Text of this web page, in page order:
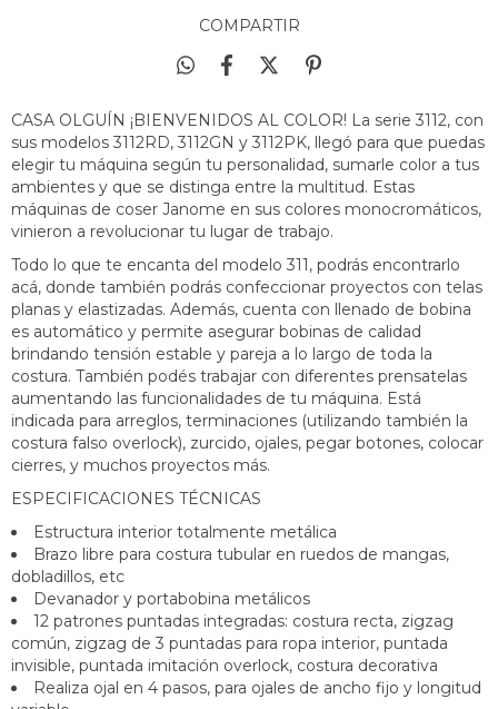
COMPARTIR
CASA OLGUÍN ¡BIENVENIDOS AL COLOR! La serie 3112, con
sus modelos 3112RD, 3112GN y 3112PK, llegó para que puedas
elegir tu máquina según tu personalidad, sumarle color a tus
ambientes y que se distinga entre la multitud. Estas
máquinas de coser Janome en sus colores monocromáticos,
vinieron a revolucionar tu lugar de trabajo.
Todo lo que te encanta del modelo 311, podrás encontrarlo
acá, donde también podrás confeccionar proyectos con telas
planas y elastizadas. Además, cuenta con llenado de bobina
es automático y permite asegurar bobinas de calidad
brindando tensión estable y pareja a lo largo de toda la
costura. También podés trabajar con diferentes prensatelas
aumentando las funcionalidades de tu máquina. Está
indicada para arreglos, terminaciones (utilizando también la
costura falso overlock), zurcido, ojales, pegar botones, colocar
cierres, y muchos proyectos más.
ESPECIFICACIONES TÉCNICAS
Estructura interior totalmente metálica
Brazo libre para costura tubular en ruedos de mangas,
dobladillos, etc
Devanador y portabobina metálicos
12 patrones puntadas integradas: costura recta, zigzag
común, zigzag de 3 puntadas para ropa interior, puntada
invisible, puntada imitación overlock, costura decorativa
Realiza ojal en 4 pasos, para ojales de ancho fijo y longitud